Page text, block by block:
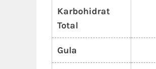
Karbohidrat
Total
Gula